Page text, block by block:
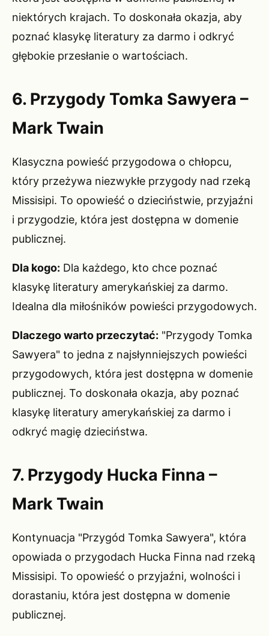
niektórych krajach. To doskonała okazja, aby
poznać klasykę literatury za darmo i odkryć
głębokie przesłanie o wartościach.
6. Przygody Tomka Sawyera –
Mark Twain
Klasyczna powieść przygodowa o chłopcu,
który przeżywa niezwykłe przygody nad rzeką
Missisipi. To opowieść o dzieciństwie, przyjaźni
i przygodzie, która jest dostępna w domenie
publicznej.
Dla kogo: Dla każdego, kto chce poznać
klasykę literatury amerykańskiej za darmo.
Idealna dla miłośników powieści przygodowych.
Dlaczego warto przeczytać: "Przygody Tomka
Sawyera" to jedna z najsłynniejszych powieści
przygodowych, która jest dostępna w domenie
publicznej. To doskonała okazja, aby poznać
klasykę literatury amerykańskiej za darmo i
odkryć magię dzieciństwa.
7. Przygody Hucka Finna –
Mark Twain
Kontynuacja "Przygód Tomka Sawyera", która
opowiada o przygodach Hucka Finna nad rzeką
Missisipi. To opowieść o przyjaźni, wolności i
dorastaniu, która jest dostępna w domenie
publicznej.